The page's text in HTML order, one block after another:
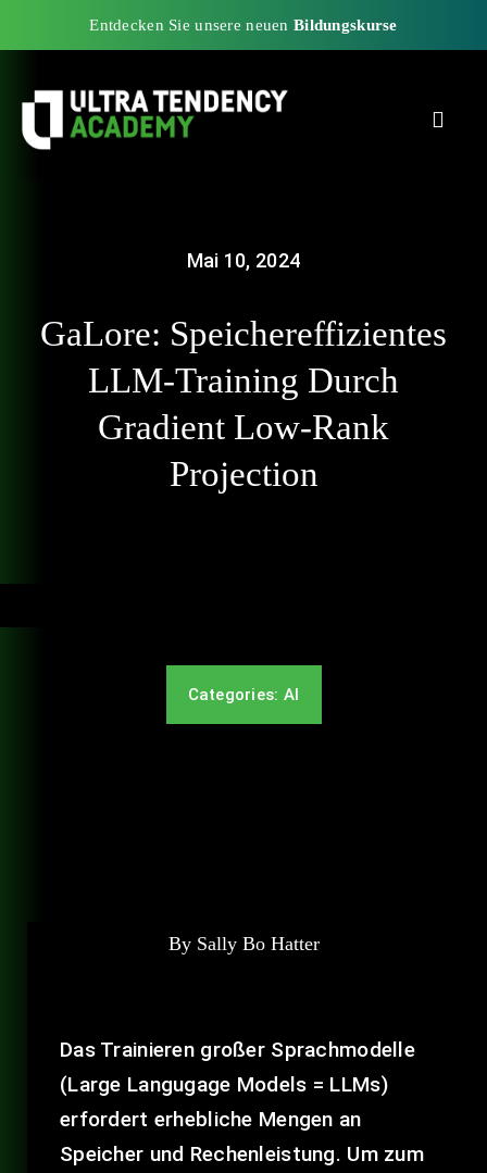
Inhalt
springen
Entdecken Sie unsere neuen Bildungskurse
Toggle
UTA Experience Programs
Mai 10, 2024
GaLore: Speichereffizientes
LLM-Training Durch
Gradient Low-Rank
Projection
Categories: AI
By Sally Bo Hatter
Das Trainieren großer Sprachmodelle
(Large Langugage Models = LLMs)
erfordert erhebliche Mengen an
Speicher und Rechenleistung. Um zum